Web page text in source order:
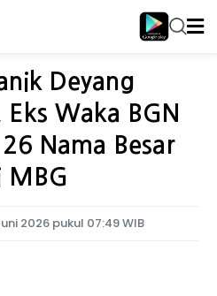
Deyang
Waka BGN
Nama Besar
MBG
2026 pukul 07:49 WIB